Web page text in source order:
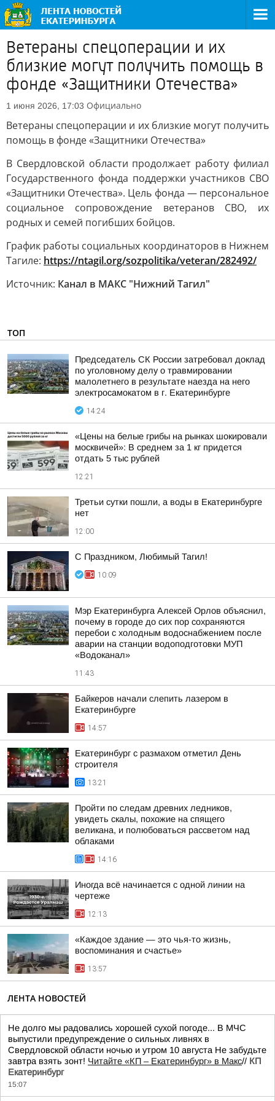
Ветераны спецоперации и их
близкие могут получить помощь в
фонде «Защитники Отечества»
1 июня 2026, 17:03 Официально
Ветераны спецоперации и их близкие могут получить
помощь в фонде «Защитники Отечества»
В Свердловской области продолжает работу филиал
Государственного фонда поддержки участников СВО
«Защитники Отечества». Цель фонда — персональное
социальное сопровождение ветеранов СВО, их
родных и семей погибших бойцов.
График работы социальных координаторов в Нижнем
Тагиле: https://ntagil.org/sozpolitika/veteran/282492/
Источник: Канал в МАКС "Нижний Тагил"
ТОП
Председатель СК России затребовал доклад
по уголовному делу о травмировании
малолетнего в результате наезда на него
электросамокатом в г. Екатеринбурге
14:24
«Цены на белые грибы на рынках шокировали
москвичей»: В среднем за 1 кг придется
отдать 5 тыс рублей
12:21
Третьи сутки пошли, а воды в Екатеринбурге
нет
12:00
С Праздником, Любимый Тагил!
10:09
Мэр Екатеринбурга Алексей Орлов объяснил,
почему в городе до сих пор сохраняются
перебои с холодным водоснабжением после
аварии на станции водоподготовки МУП
«Водоканал»
11:43
Байкеров начали слепить лазером в
Екатеринбурге
14:57
Екатеринбург с размахом отметил День
строителя
13:21
Пройти по следам древних ледников,
увидеть скалы, похожие на спящего
великана, и полюбоваться рассветом над
облаками
14:16
Иногда всё начинается с одной линии на
чертеже
12:13
«Каждое здание — это чья-то жизнь,
воспоминания и счастье»
13:57
ЛЕНТА НОВОСТЕЙ
Не долго мы радовались хорошей сухой погоде... В МЧС
выпустили предупреждение о сильных ливнях в
Свердловской области ночью и утром 10 августа Не забудьте
завтра взять зонт! Читайте «КП – Екатеринбург» в Макс// КП
Екатеринбург
15:07